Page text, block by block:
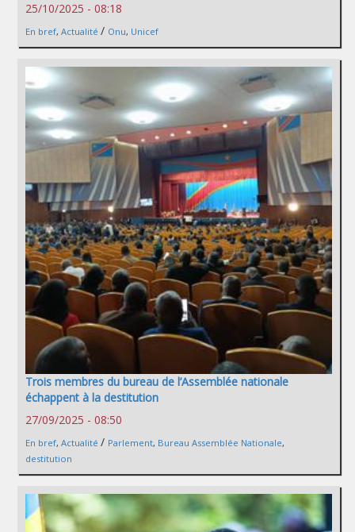
25/10/2025 - 08:18
En bref, Actualité / Onu, Unicef
Trois membres du bureau de l’Assemblée nationale
échappent à la destitution
27/09/2025 - 08:50
En bref, Actualité / Parlement, Bureau Assemblée Nationale,
destitution